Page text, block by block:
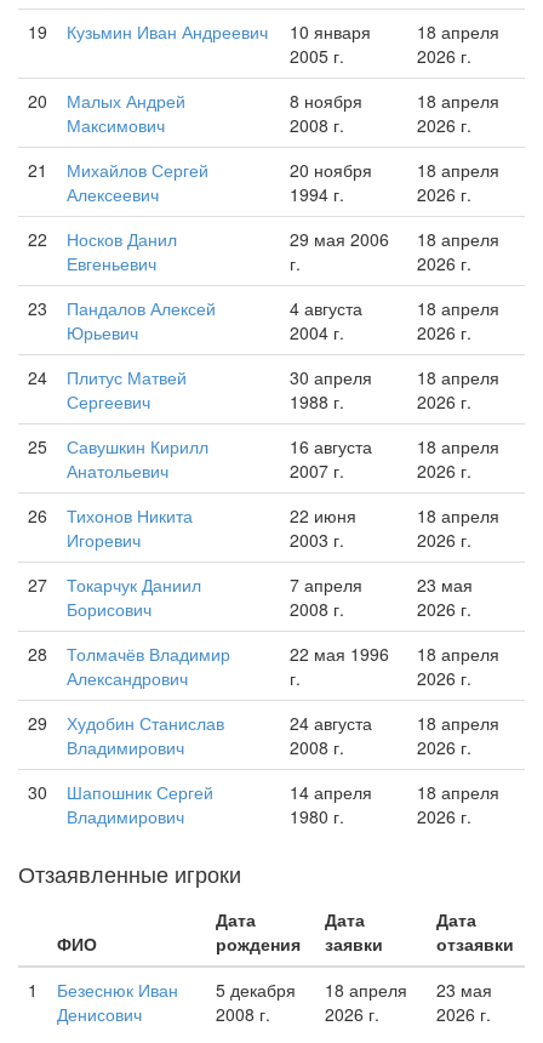
19
Кузьмин Иван Андреевич
10 января
2005 г.
18 апреля
2026 г.
20
Малых Андрей
Максимович
8 ноября
2008 г.
18 апреля
2026 г.
21
Михайлов Сергей
Алексеевич
20 ноября
1994 г.
18 апреля
2026 г.
22
Носков Данил
Евгеньевич
29 мая 2006
г.
18 апреля
2026 г.
23
Пандалов Алексей
Юрьевич
4 августа
2004 г.
18 апреля
2026 г.
24
Плитус Матвей
Сергеевич
30 апреля
1988 г.
18 апреля
2026 г.
25
Савушкин Кирилл
Анатольевич
16 августа
2007 г.
18 апреля
2026 г.
26
Тихонов Никита
Игоревич
22 июня
2003 г.
18 апреля
2026 г.
27
Токарчук Даниил
Борисович
7 апреля
2008 г.
23 мая
2026 г.
28
Толмачёв Владимир
Александрович
22 мая 1996
г.
18 апреля
2026 г.
29
Худобин Станислав
Владимирович
24 августа
2008 г.
18 апреля
2026 г.
30
Шапошник Сергей
Владимирович
14 апреля
1980 г.
18 апреля
2026 г.
Отзаявленные игроки
ФИО
Дата
рождения
Дата
заявки
Дата
отзаявки
1
Безеснюк Иван
Денисович
5 декабря
2008 г.
18 апреля
2026 г.
23 мая
2026 г.